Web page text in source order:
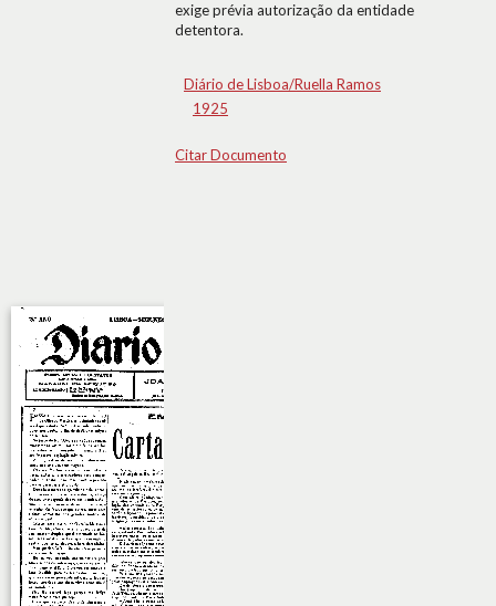
exige prévia autorização da entidade
detentora.
Diário de Lisboa/Ruella Ramos
1925
Citar Documento